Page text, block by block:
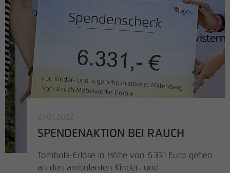
27.07.2022
SPENDENAKTION BEI RAUCH
Tombola-Erlöse in Höhe von 6.331 Euro gehen
an den ambulanten Kinder- und